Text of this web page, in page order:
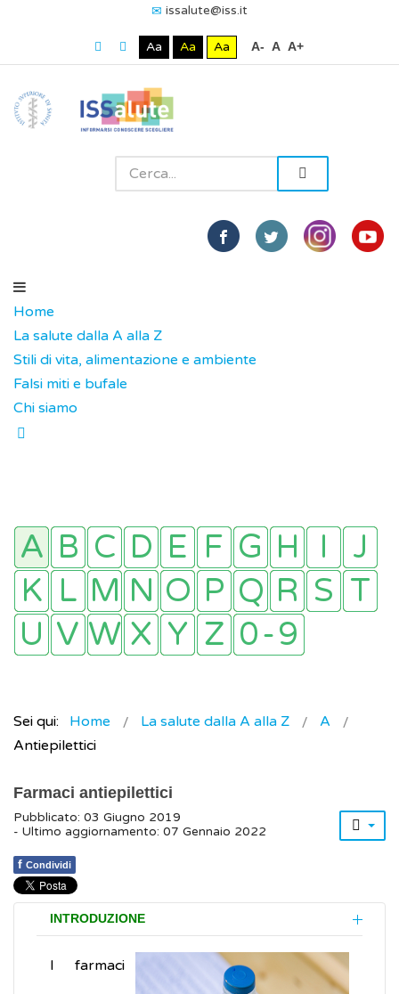
issalute@iss.it
Aa Aa Aa A- A A+
Home
La salute dalla A alla Z
Stili di vita, alimentazione e ambiente
Falsi miti e bufale
Chi siamo
Sei qui: Home La salute dalla A alla Z
A
Antiepilettici
Farmaci antiepilettici
Pubblicato: 03 Giugno 2019
- Ultimo aggiornamento: 07 Gennaio 2022
f Condividi
INTRODUZIONE
I farmaci